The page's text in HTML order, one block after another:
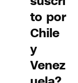
to por
Chile
y
Venez